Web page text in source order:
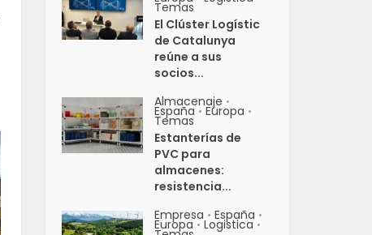
Temas
El Clúster Logístic
de Catalunya
reúne a sus
socios...
Almacenaje •
España • Europa •
Temas
Estanterías de
PVC para
almacenes:
resistencia...
Empresa • España •
Europa • Logistica •